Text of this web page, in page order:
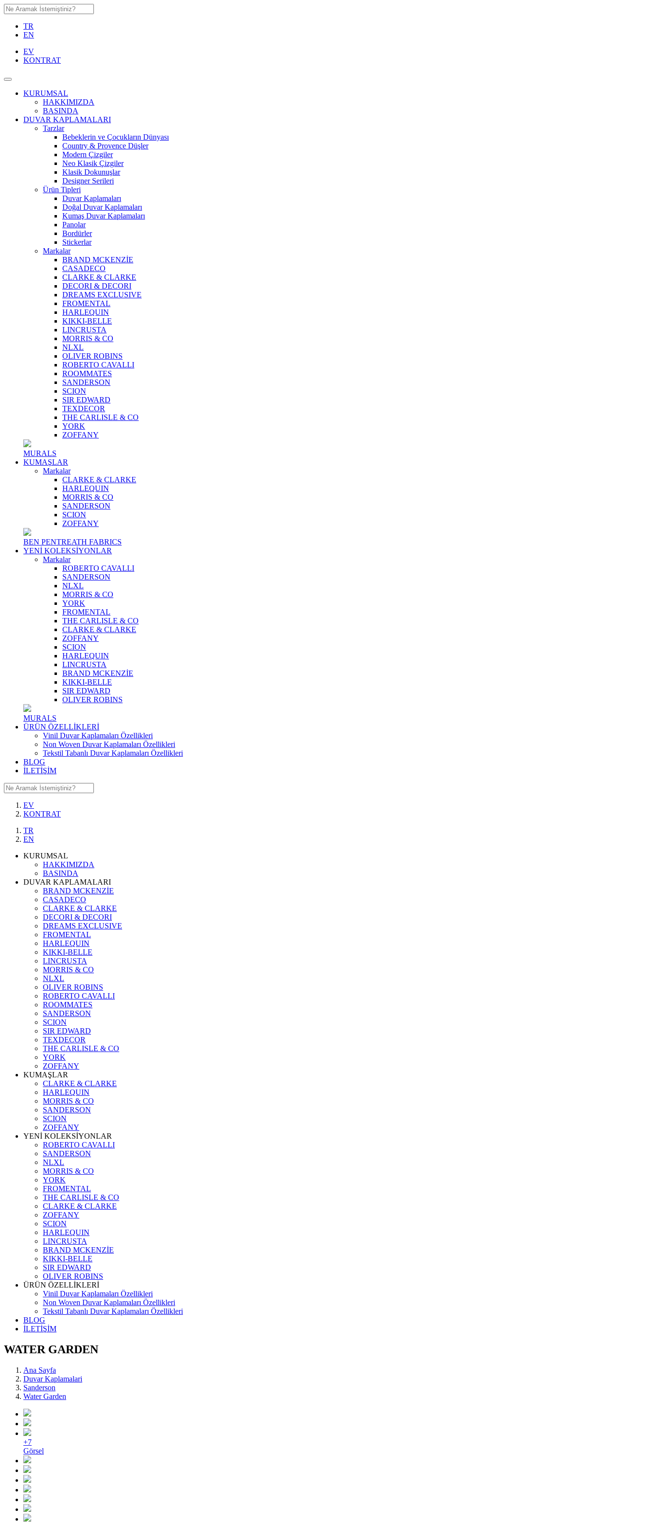
TR
EN
EV
KONTRAT
KURUMSAL
HAKKIMIZDA
BASINDA
DUVAR KAPLAMALARI
Tarzlar
Bebeklerin ve Çocukların Dünyası
Country & Provence Düşler
Modern Çizgiler
Neo Klasik Çizgiler
Klasik Dokunuşlar
Designer Serileri
Ürün Tipleri
Duvar Kaplamaları
Doğal Duvar Kaplamaları
Kumaş Duvar Kaplamaları
Panolar
Bordürler
Stickerlar
Markalar
BRAND MCKENZİE
CASADECO
CLARKE & CLARKE
DECORI & DECORI
DREAMS EXCLUSIVE
FROMENTAL
HARLEQUIN
KIKKI-BELLE
LINCRUSTA
MORRIS & CO
NLXL
OLIVER ROBINS
ROBERTO CAVALLI
ROOMMATES
SANDERSON
SCION
SIR EDWARD
TEXDECOR
THE CARLISLE & CO
YORK
ZOFFANY
MURALS
KUMAŞLAR
Markalar
CLARKE & CLARKE
HARLEQUIN
MORRIS & CO
SANDERSON
SCION
ZOFFANY
BEN PENTREATH FABRICS
YENİ KOLEKSİYONLAR
Markalar
ROBERTO CAVALLI
SANDERSON
NLXL
MORRIS & CO
YORK
FROMENTAL
THE CARLISLE & CO
CLARKE & CLARKE
ZOFFANY
SCION
HARLEQUIN
LINCRUSTA
BRAND MCKENZİE
KIKKI-BELLE
SIR EDWARD
OLIVER ROBINS
MURALS
ÜRÜN ÖZELLİKLERİ
Vinil Duvar Kaplamaları Özellikleri
Non Woven Duvar Kaplamaları Özellikleri
Tekstil Tabanlı Duvar Kaplamaları Özellikleri
BLOG
İLETİŞİM
EV
KONTRAT
TR
EN
KURUMSAL
HAKKIMIZDA
BASINDA
DUVAR KAPLAMALARI
BRAND MCKENZİE
CASADECO
CLARKE & CLARKE
DECORI & DECORI
DREAMS EXCLUSIVE
FROMENTAL
HARLEQUIN
KIKKI-BELLE
LINCRUSTA
MORRIS & CO
NLXL
OLIVER ROBINS
ROBERTO CAVALLI
ROOMMATES
SANDERSON
SCION
SIR EDWARD
TEXDECOR
THE CARLISLE & CO
YORK
ZOFFANY
KUMAŞLAR
CLARKE & CLARKE
HARLEQUIN
MORRIS & CO
SANDERSON
SCION
ZOFFANY
YENİ KOLEKSİYONLAR
ROBERTO CAVALLI
SANDERSON
NLXL
MORRIS & CO
YORK
FROMENTAL
THE CARLISLE & CO
CLARKE & CLARKE
ZOFFANY
SCION
HARLEQUIN
LINCRUSTA
BRAND MCKENZİE
KIKKI-BELLE
SIR EDWARD
OLIVER ROBINS
ÜRÜN ÖZELLİKLERİ
Vinil Duvar Kaplamaları Özellikleri
Non Woven Duvar Kaplamaları Özellikleri
Tekstil Tabanlı Duvar Kaplamaları Özellikleri
BLOG
İLETİŞİM
WATER GARDEN
Ana Sayfa
Duvar Kaplamalari
Sanderson
Water Garden
+7
Görsel